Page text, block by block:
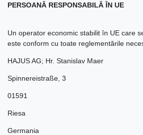
PERSOANĂ RESPONSABILĂ ÎN UE
Un operator economic stabilit în UE care
este conform cu toate reglementările
HAJUS AG; Hr. Stanislav Maer
Spinnereistraße 3
01591
Riesa
Germania